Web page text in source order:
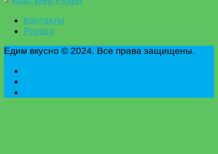
Контакты
Privacy
Едим вкусно © 2024. Все права защищены.